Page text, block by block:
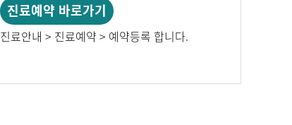
진료예약 바로가기
진료안내 > 진료예약 > 예약등록 합니다.